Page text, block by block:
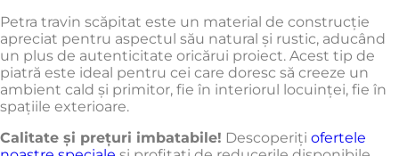
Petra travin scăpitat este un material de construcție
apreciat pentru aspectul său natural și rustic, aducând
un plus de autenticitate oricărui proiect. Acest tip de
piatră este ideal pentru cei care doresc să creeze un
ambient cald și primitor, fie în interiorul locuinței, fie în
spațiile exterioare.​
Calitate și prețuri imbatabile! Descoperiți ofertele